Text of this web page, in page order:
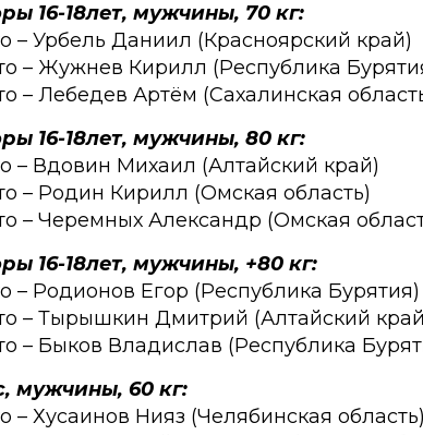
16-18лет, мужчины, 70 кг:
– Урбель Даниил (Красноярский край)
– Жужнев Кирилл (Республика
– Лебедев Артём (Сахалинская
16-18лет, мужчины, 80 кг:
– Вдовин Михаил (Алтайский край)
– Родин Кирилл (Омская область)
– Черемных Александр (Омская
16-18лет, мужчины, +80 кг:
– Родионов Егор (Республика Бурятия)
– Тырышкин Дмитрий (Алтайский
– Быков Владислав (Республика
мужчины, 60 кг:
– Хусаинов Нияз (Челябинская область)